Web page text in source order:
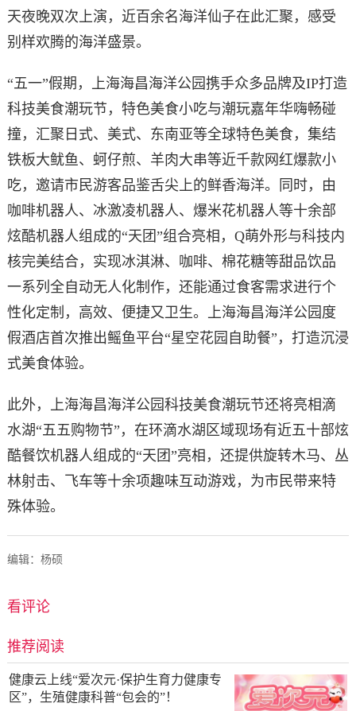
天夜晚双次上演，近百余名海洋仙子在此汇聚，感受
别样欢腾的海洋盛景。
“五一”假期，上海海昌海洋公园携手众多品牌及IP打造
科技美食潮玩节，特色美食小吃与潮玩嘉年华嗨畅碰
撞，汇聚日式、美式、东南亚等全球特色美食，集结
铁板大鱿鱼、蚵仔煎、羊肉大串等近千款网红爆款小
吃，邀请市民游客品鉴舌尖上的鲜香海洋。同时，由
咖啡机器人、冰激凌机器人、爆米花机器人等十余部
炫酷机器人组成的“天团”组合亮相，Q萌外形与科技内
核完美结合，实现冰淇淋、咖啡、棉花糖等甜品饮品
一系列全自动无人化制作，还能通过食客需求进行个
性化定制，高效、便捷又卫生。上海海昌海洋公园度
假酒店首次推出鳐鱼平台“星空花园自助餐”，打造沉浸
式美食体验。
此外，上海海昌海洋公园科技美食潮玩节还将亮相滴
水湖“五五购物节”，在环滴水湖区域现场有近五十部炫
酷餐饮机器人组成的“天团”亮相，还提供旋转木马、丛
林射击、飞车等十余项趣味互动游戏，为市民带来特
殊体验。
编辑：杨硕
看评论
推荐阅读
健康云上线“爱次元·保护生育力健康专
区”，生殖健康科普“包会的”！